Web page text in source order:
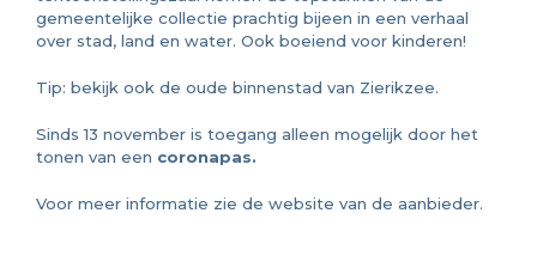
gemeentelijke collectie prachtig bijeen in een verhaal
over stad, land en water. Ook boeiend voor kinderen!
Tip: bekijk ook de oude binnenstad van Zierikzee.
Sinds 13 november is toegang alleen mogelijk door het
tonen van een coronapas.
Voor meer informatie zie de website van de aanbieder.